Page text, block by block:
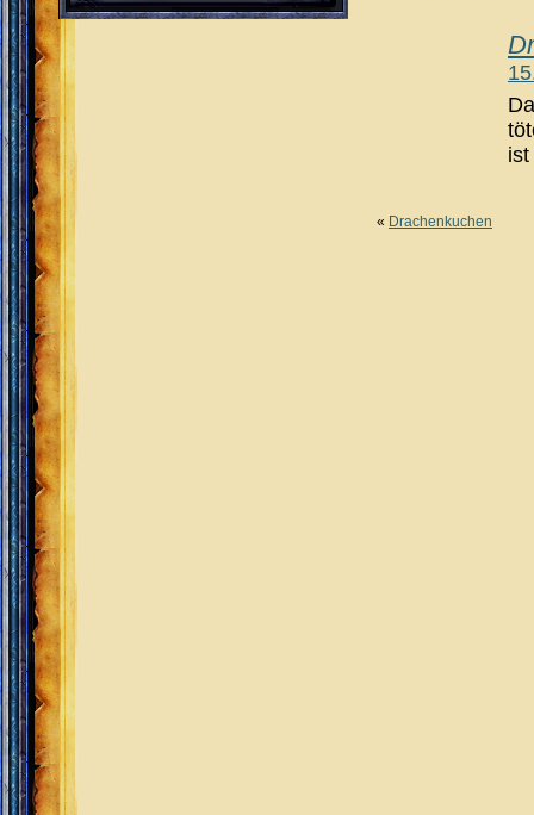
« Drachenkuchen